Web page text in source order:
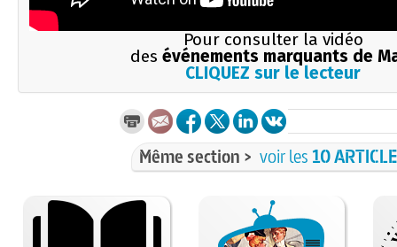
Pour consulter la vidéo
des événements marquants de
CLIQUEZ sur le lecteur
Même section > voir les 10